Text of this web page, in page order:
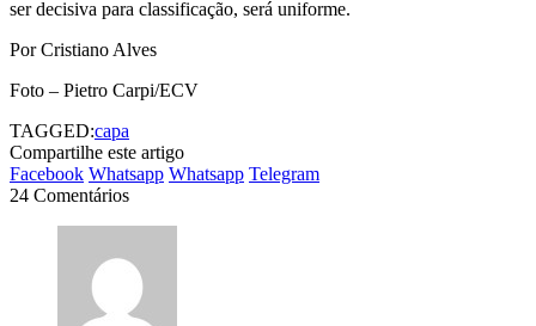
ser decisiva para classificação, será uniforme.
Por Cristiano Alves
Foto – Pietro Carpi/ECV
TAGGED:capa
Compartilhe este artigo
Facebook Whatsapp Whatsapp Telegram
24 Comentários